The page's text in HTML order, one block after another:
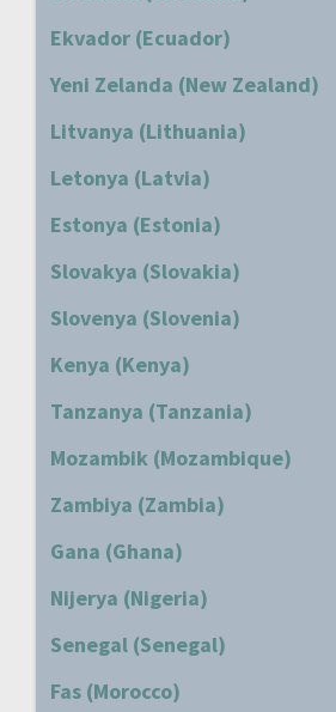
Ekvador (Ecuador)
Yeni Zelanda (New Zealand)
Litvanya (Lithuania)
Letonya (Latvia)
Estonya (Estonia)
Slovakya (Slovakia)
Slovenya (Slovenia)
Kenya (Kenya)
Tanzanya (Tanzania)
Mozambik (Mozambique)
Zambiya (Zambia)
Gana (Ghana)
Nijerya (Nigeria)
Senegal (Senegal)
Fas (Morocco)